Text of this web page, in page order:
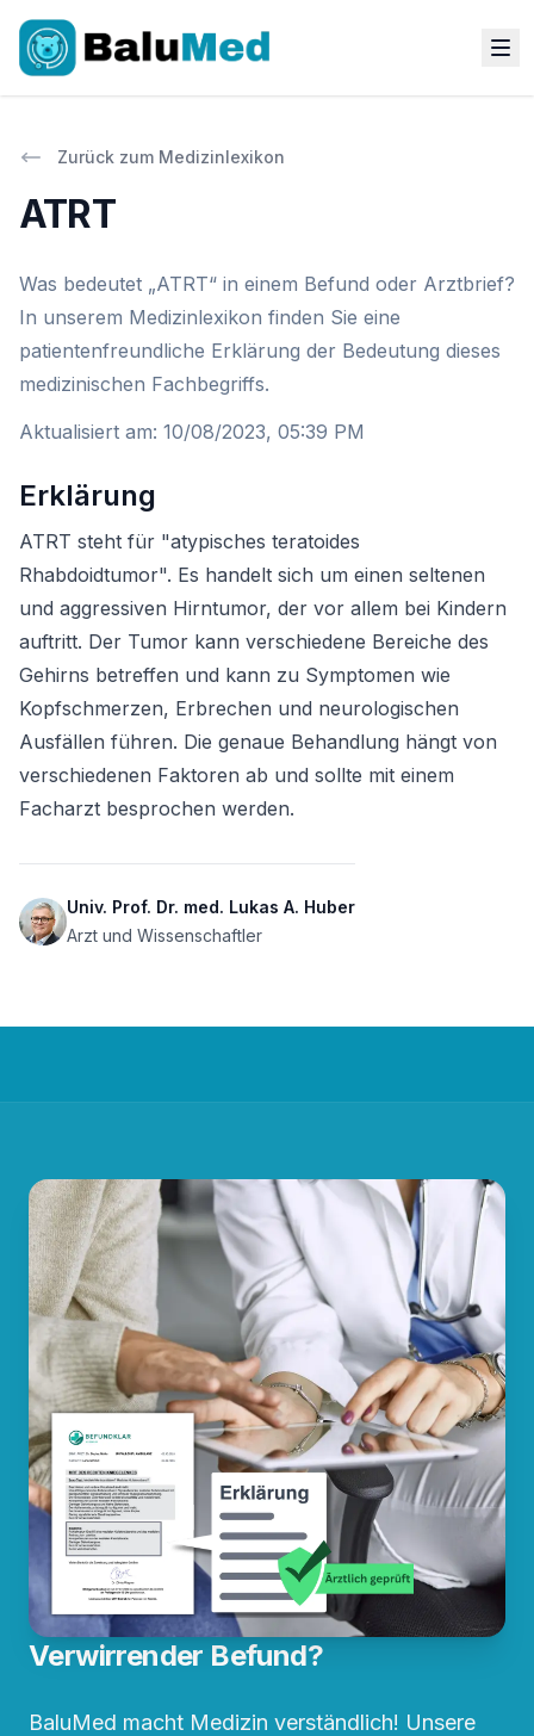
Zurück zum Medizinlexikon
ATRT
Was bedeutet „ATRT“ in einem Befund oder Arztbrief?
In unserem Medizinlexikon finden Sie eine
patientenfreundliche Erklärung der Bedeutung dieses
medizinischen Fachbegriffs.
Aktualisiert am: 10/08/2023, 05:39 PM
Erklärung
ATRT steht für "atypisches teratoides
Rhabdoidtumor". Es handelt sich um einen seltenen
und aggressiven Hirntumor, der vor allem bei Kindern
auftritt. Der Tumor kann verschiedene Bereiche des
Gehirns betreffen und kann zu Symptomen wie
Kopfschmerzen, Erbrechen und neurologischen
Ausfällen führen. Die genaue Behandlung hängt von
verschiedenen Faktoren ab und sollte mit einem
Facharzt besprochen werden.
Univ. Prof. Dr. med. Lukas A. Huber
Arzt und Wissenschaftler
Verwirrender Befund?
BaluMed macht Medizin verständlich! Unsere